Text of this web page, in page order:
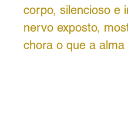
corpo, silencioso e
nervo exposto,
chora o que a